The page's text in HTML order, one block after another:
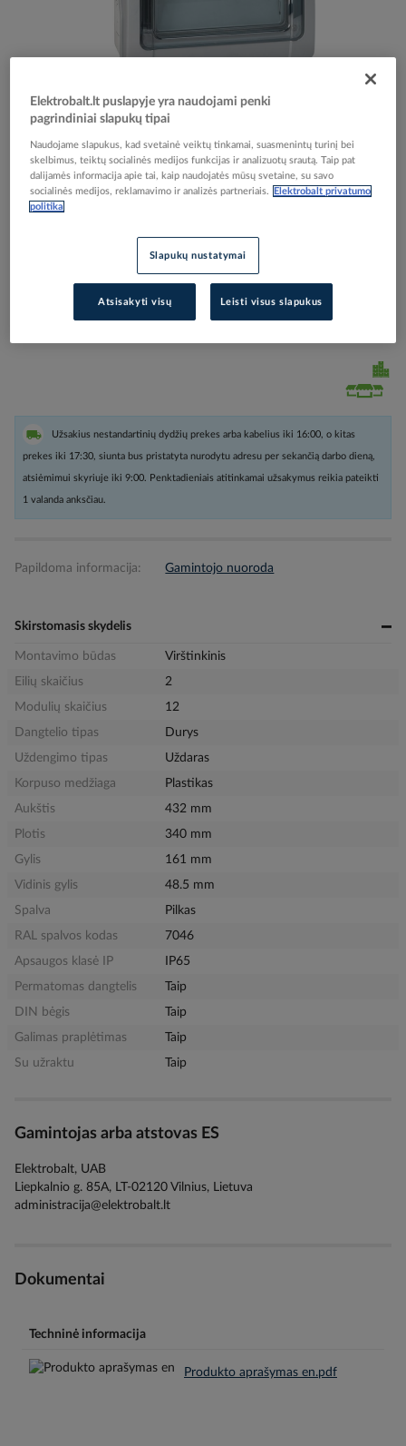
the
beginning
the
images
Skydelis v/t 24 modulių su PE/N gnybtais IP65
Plexo3 - LEGRAND
Elektrobalt prekės kodas
Prisijunkite, norėdami pamatyti kainas
Užsakius nestandartinių dydžių prekes arba kabelius iki 16:00, o kitas
prekes iki 17:30, siunta bus pristatyta nurodytu adresu per sekančią darbo dieną,
atsiėmimui skyriuje iki 9:00. Penktadieniais atitinkamai užsakymus reikia pateikti
1 valanda anksčiau.
Papildoma informacija: Gamintojo nuoroda
Skirstomasis skydelis
Montavimo būdas
Virštinkinis
Eilių skaičius
2
Modulių skaičius
12
Dangtelio tipas
Durys
Uždengimo tipas
Uždaras
Korpuso medžiaga
Plastikas
Aukštis
432 mm
Plotis
340 mm
Gylis
161 mm
Vidinis gylis
48.5 mm
Spalva
Pilkas
RAL spalvos kodas
7046
Apsaugos klasė IP
IP65
Permatomas dangtelis
Taip
DIN bėgis
Taip
Galimas praplėtimas
Taip
Su užraktu
Taip
Gamintojas arba atstovas ES
Elektrobalt, UAB
Liepkalnio g. 85A, LT-02120 Vilnius, Lietuva
administracija@elektrobalt.lt
Dokumentai
Techninė informacija
Produkto aprašymas en.pdf
Elektrobalt.lt puslapyje yra naudojami penki
pagrindiniai slapukų tipai
Naudojame slapukus, kad svetainė veiktų tinkamai, suasmenintų turinį bei
skelbimus, teiktų socialinės medijos funkcijas ir analizuotų srautą. Taip pat
dalijamės informacija apie tai, kaip naudojatės mūsų svetaine, su savo
socialinės medijos, reklamavimo ir analizės partneriais.
Elektrobalt privatumo
politika
Slapukų nustatymai
Atsisakyti visų Leisti visus slapukus